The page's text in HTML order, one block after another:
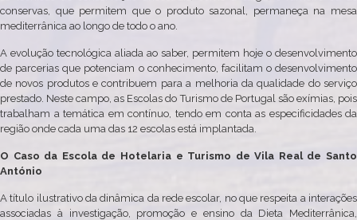
conservas, que permitem que o produto sazonal, permaneça na mesa
mediterrânica ao longo de todo o ano.
A evolução tecnológica aliada ao saber, permitem hoje o desenvolvimento
de parcerias que potenciam o conhecimento, facilitam o desenvolvimento
de novos produtos e contribuem para a melhoria da qualidade do serviço
prestado. Neste campo, as Escolas do Turismo de Portugal são exímias, pois
trabalham a temática em contínuo, tendo em conta as especificidades da
região onde cada uma das 12 escolas está implantada.
O Caso da Escola de Hotelaria e Turismo de Vila Real de Santo
António
A título ilustrativo da dinâmica da rede escolar, no que respeita a interações
associadas à investigação, promoção e ensino da Dieta Mediterrânica,